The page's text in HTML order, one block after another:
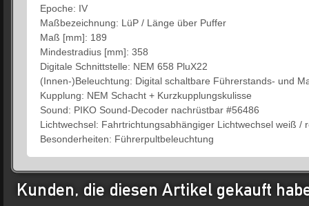
Epoche: IV
Maßbezeichnung: LüP / Länge über Puffer
Maß [mm]: 189
Mindestradius [mm]: 358
Digitale Schnittstelle: NEM 658 PluX22
(Innen-)Beleuchtung: Digital schaltbare Führerstands- und
Kupplung: NEM Schacht + Kurzkupplungskulisse
Sound: PIKO Sound-Decoder nachrüstbar #56486
Lichtwechsel: Fahrtrichtungsabhängiger Lichtwechsel weiß /
Besonderheiten: Führerpultbeleuchtung
Kunden, die diesen Artikel gekauft